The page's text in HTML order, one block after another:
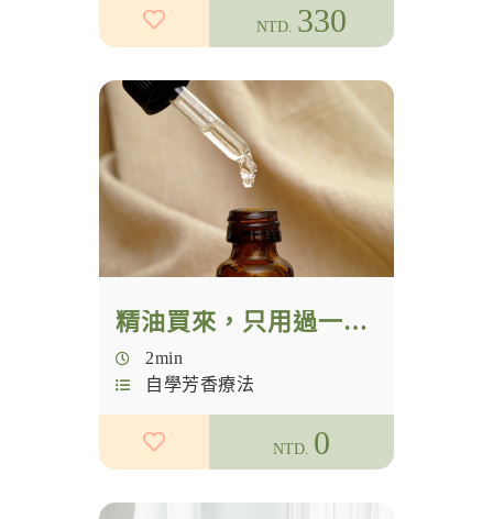
NTD. 330
精油買來，只用過一次？
2min
自學芳香療法
NTD. 0